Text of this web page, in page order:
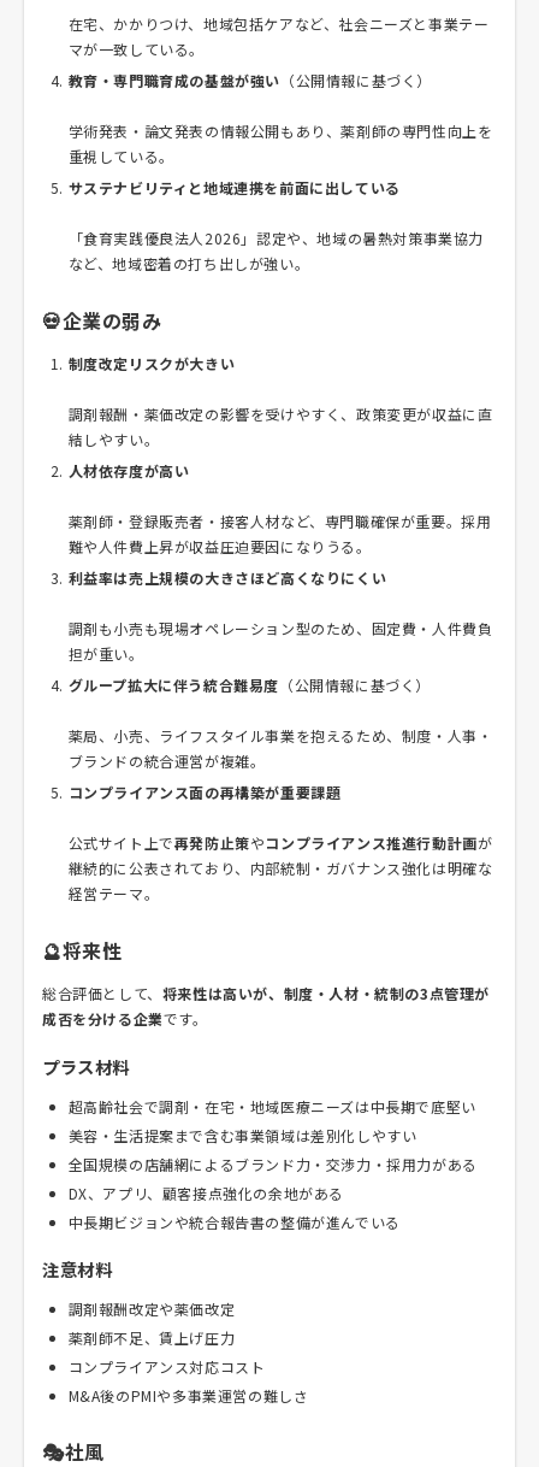
在宅、かかりつけ、地域包括ケアなど、社会ニーズと事業テー
マが一致している。
教育・専門職育成の基盤が強い （公開情報に基づく）
学術発表・論文発表の情報公開もあり、薬剤師の専門性向上を
重視している。
サステナビリティと地域連携を前面に出している
「食育実践優良法人2026」認定や、地域の暑熱対策事業協力
など、地域密着の打ち出しが強い。
💀企業の弱み
制度改定リスクが大きい
調剤報酬・薬価改定の影響を受けやすく、政策変更が収益に直
結しやすい。
人材依存度が高い
薬剤師・登録販売者・接客人材など、専門職確保が重要。採用
難や人件費上昇が収益圧迫要因になりうる。
利益率は売上規模の大きさほど高くなりにくい
調剤も小売も現場オペレーション型のため、固定費・人件費負
担が重い。
グループ拡大に伴う統合難易度 （公開情報に基づく）
薬局、小売、ライフスタイル事業を抱えるため、制度・人事・
ブランドの統合運営が複雑。
コンプライアンス面の再構築が重要課題
公式サイト上で再発防止策やコンプライアンス推進行動計画が
継続的に公表されており、内部統制・ガバナンス強化は明確な
経営テーマ。
🔮将来性
総合評価として、 将来性は高いが、制度・人材・統制の3点管理が
成否を分ける企業です。
プラス材料
超高齢社会で調剤・在宅・地域医療ニーズは中長期で底堅い
美容・生活提案まで含む事業領域は差別化しやすい
全国規模の店舗網によるブランド力・交渉力・採用力がある
DX、アプリ、顧客接点強化の余地がある
中長期ビジョンや統合報告書の整備が進んでいる
注意材料
調剤報酬改定や薬価改定
薬剤師不足、賃上げ圧力
コンプライアンス対応コスト
M&A後のPMIや多事業運営の難しさ
🎭社風